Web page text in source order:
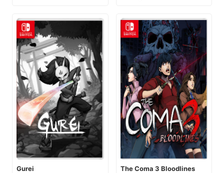
Gurei The Coma 3 Bloodlines